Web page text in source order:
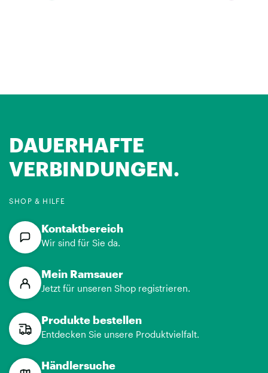
DAUERHAFTE
VERBINDUNGEN.
SHOP & HILFE
Kontaktbereich
Wir sind für Sie da.
Mein Ramsauer
Jetzt für unseren Shop registrieren.
Produkte bestellen
Entdecken Sie unsere Produktvielfalt.
Händlersuche